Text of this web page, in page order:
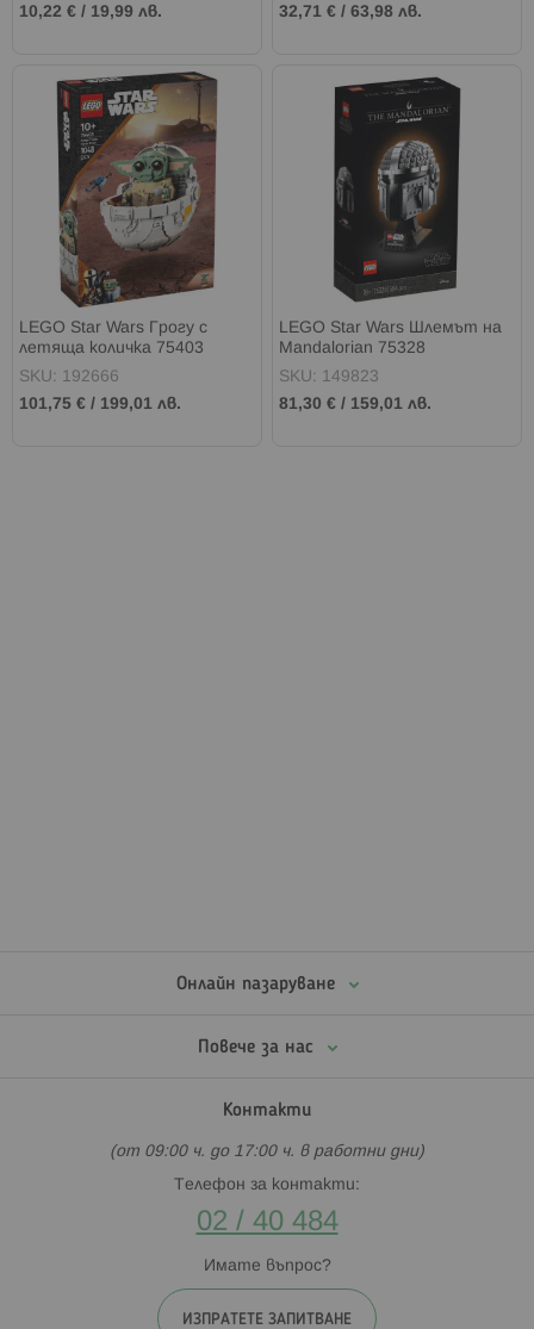
10,22 € / 19,99 лв. 32,71 € /63,98 лв.
LEGO Star Wars Грогу с
летяща количка 75403
SKU: 192666
101,75 € / 199,01 лв.
LEGO Star Wars Шлемът на
Mandalorian 75328
SKU: 149823
81,30 € / 159,01 лв.
Онлайн пазаруване
Повече за нас
Контакти
(от 09:00 ч. до 17:00 ч. в работни дни)
Телефон за контакти:
02 / 40 484
Имате въпрос?
ИЗПРАТЕТЕ ЗАПИТВАНЕ